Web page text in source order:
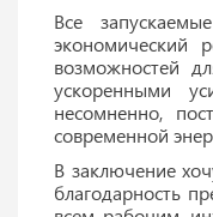
Все
экономический
возможностей
ускоренными
несомненно,
современной
В заключение
благодарность